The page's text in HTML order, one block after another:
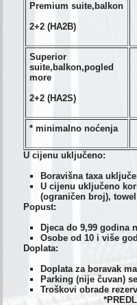
Premium suite,balkon
2+2 (HA2B)
Superior
suite,balkon,pogled
more
2+2 (HA2S)
* minimalno noćenja
U cijenu uključeno:
Boravišna taxa
U cijenu uključeno
(ograničen broj),
Popust:
Djeca do 9,99 godina
Osobe od 10 i više
Doplata:
Doplata za boravak
Parking (nije čuvan)
Troškovi obrade